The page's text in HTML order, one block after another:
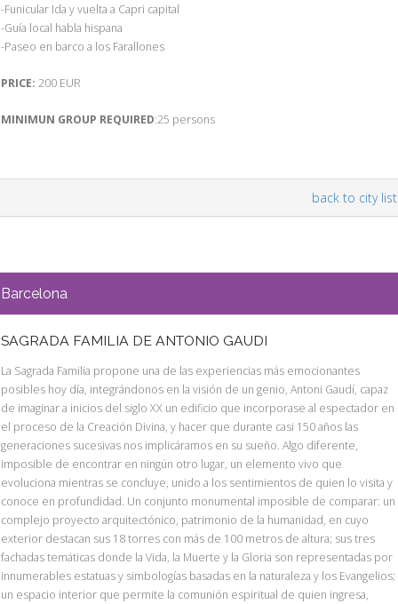
-Funicular Ida y vuelta a Capri capital
-Guía local habla hispana
-Paseo en barco a los Farallones
PRICE: 200 EUR
MINIMUN GROUP REQUIRED:25 persons
back to city list
Barcelona
SAGRADA FAMILIA DE ANTONIO GAUDI
La Sagrada Familia propone una de las experiencias más emocionantes
posibles hoy día, integrándonos en la visión de un genio, Antoni Gaudí, capaz
de imaginar a inicios del siglo XX un edificio que incorporase al espectador en
el proceso de la Creación Divina, y hacer que durante casi 150 años las
generaciones sucesivas nos implicáramos en su sueño. Algo diferente,
imposible de encontrar en ningún otro lugar, un elemento vivo que
evoluciona mientras se concluye, unido a los sentimientos de quien lo visita y
conoce en profundidad. Un conjunto monumental imposible de comparar: un
complejo proyecto arquitectónico, patrimonio de la humanidad, en cuyo
exterior destacan sus 18 torres con más de 100 metros de altura; sus tres
fachadas temáticas donde la Vida, la Muerte y la Gloria son representadas por
innumerables estatuas y simbologías basadas en la naturaleza y los Evangelios;
un espacio interior que permite la comunión espiritual de quien ingresa,